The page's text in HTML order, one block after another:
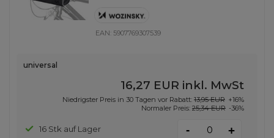
EAN: 5907769307539
universal
16,27 EUR inkl. MwSt
Niedrigster Preis in 30 Tagen vor Rabatt: 13,95 EUR +16%
Normaler Preis: 25,34 EUR -36%
16 Stk auf Lager - +